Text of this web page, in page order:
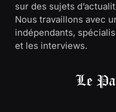
sur des sujets
Nous travaillons avec
indépendants,
et les interviews.